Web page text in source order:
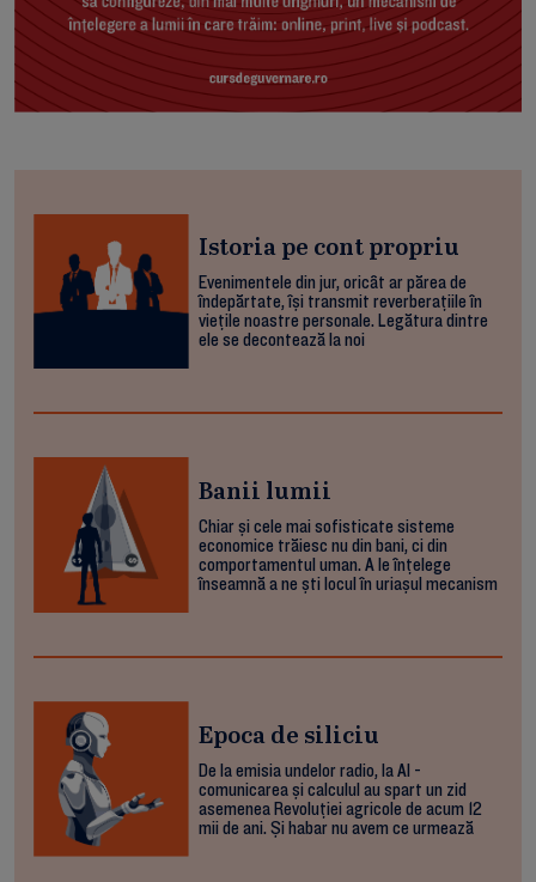
Istoria pe cont propriu
Evenimentele din jur, oricât ar părea de
îndepărtate, își transmit reverberațiile în
viețile noastre personale. Legătura dintre
ele se decontează la noi
Banii lumii
Chiar și cele mai sofisticate sisteme
economice trăiesc nu din bani, ci din
comportamentul uman. A le înțelege
înseamnă a ne ști locul în uriașul mecanism
Epoca de siliciu
De la emisia undelor radio, la AI -
comunicarea și calculul au spart un zid
asemenea Revoluției agricole de acum 12
mii de ani. Și habar nu avem ce urmează